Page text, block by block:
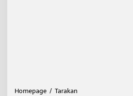
Homepage / Tarakan